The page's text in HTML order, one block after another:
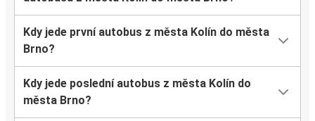
Kdy jede první autobus z města Kolín do města
Brno?
Kdy jede poslední autobus z města Kolín do
města Brno?